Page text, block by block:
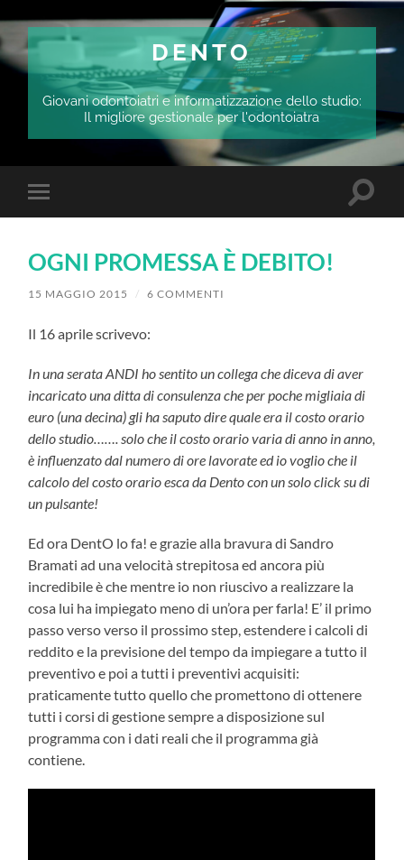
DENTO
Giovani odontoiatri e informatizzazione dello studio:
Il migliore gestionale per l'odontoiatra
Attiva/disattiva
il
dispositivi
OGNI PROMESSA È DEBITO!
15 MAGGIO 2015 / 6 COMMENTI
Il 16 aprile scrivevo:
In una serata ANDI ho sentito un collega che diceva di aver
incaricato una ditta di consulenza che per poche migliaia di
euro (una decina) gli ha saputo dire quale era il costo orario
dello studio……. solo che il costo orario varia di anno in anno,
è influenzato dal numero di ore lavorate ed io voglio che il
calcolo del costo orario esca da Dento con un solo click su di
un pulsante!
Ed ora DentO lo fa! e grazie alla bravura di Sandro
Bramati ad una velocità strepitosa ed ancora più
incredibile è che mentre io non riuscivo a realizzare la
cosa lui ha impiegato meno di un’ora per farla! E’ il primo
passo verso verso il prossimo step, estendere i calcoli di
reddito e la previsione del tempo da impiegare a tutto il
preventivo e poi a tutti i preventivi acquisiti:
praticamente tutto quello che promettono di ottenere
tutti i corsi di gestione sempre a disposizione sul
programma con i dati reali che il programma già
contiene.